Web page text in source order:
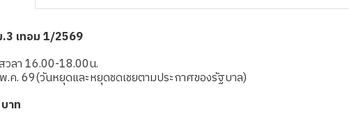
เทอม 1/2569
ลา 16.00-18.00น.
ค. 69(วันหยุดและหยุดชดเชยตามประกาศของรัฐบาล)
าท